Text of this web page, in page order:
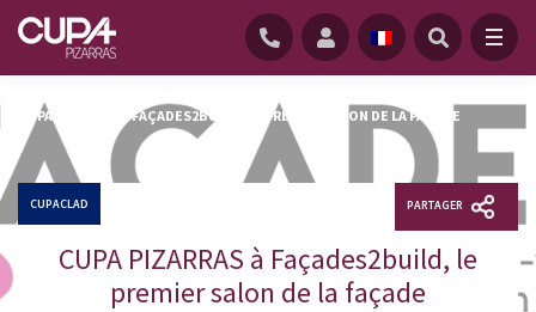
CUPA PIZARRAS À FAÇADES2BUILD, LE PREMIER SALON DE LA FAÇADE
CUPACLAD PARTAGER
CUPA PIZARRAS à Façades2build, le
premier salon de la façade